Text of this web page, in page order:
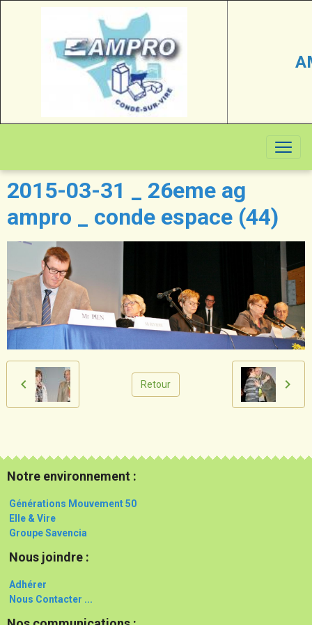
2015-03-31 _ 26eme ag
ampro _ conde espace (44)
Retour
Notre environnement :
Générations Mouvement 50
Elle & Vire
Groupe Savencia
Nous joindre :
Adhérer
Nous Contacter ...